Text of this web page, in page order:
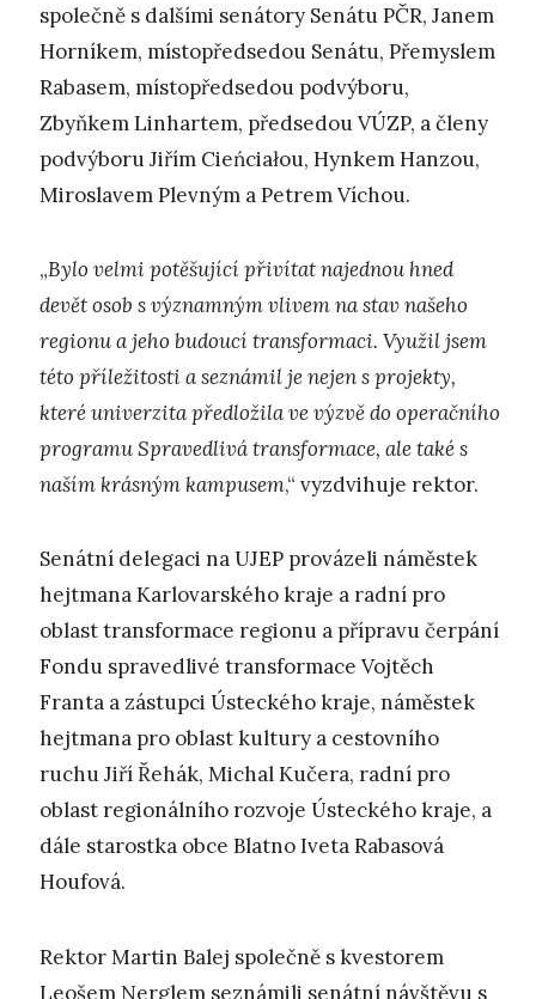
společně s dalšími senátory Senátu PČR, Janem
Horníkem, místopředsedou Senátu, Přemyslem
Rabasem, místopředsedou podvýboru,
Zbyňkem Linhartem, předsedou VÚZP, a členy
podvýboru Jiřím Cieńciałou, Hynkem Hanzou,
Miroslavem Plevným a Petrem Víchou.
„Bylo velmi potěšující přivítat najednou hned
devět osob s významným vlivem na stav našeho
regionu a jeho budoucí transformaci. Využil jsem
této příležitosti a seznámil je nejen s projekty,
které univerzita předložila ve výzvě do operačního
programu Spravedlivá transformace, ale také s
naším krásným kampusem,“ vyzdvihuje rektor.
Senátní delegaci na UJEP provázeli náměstek
hejtmana Karlovarského kraje a radní pro
oblast transformace regionu a přípravu čerpání
Fondu spravedlivé transformace Vojtěch
Franta a zástupci Ústeckého kraje, náměstek
hejtmana pro oblast kultury a cestovního
ruchu Jiří Řehák, Michal Kučera, radní pro
oblast regionálního rozvoje Ústeckého kraje, a
dále starostka obce Blatno Iveta Rabasová
Houfová.
Rektor Martin Balej společně s kvestorem
Leošem Nerglem seznámili senátní návštěvu s